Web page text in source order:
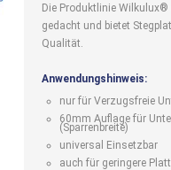
Die Produktlinie Wilkulux®
gedacht und bietet
Qualität.
Anwendungshinweis:
nur für Verzugsfreie
60mm Auflage für
(Sparrenbreite)
universal Einsetzbar
auch für geringere